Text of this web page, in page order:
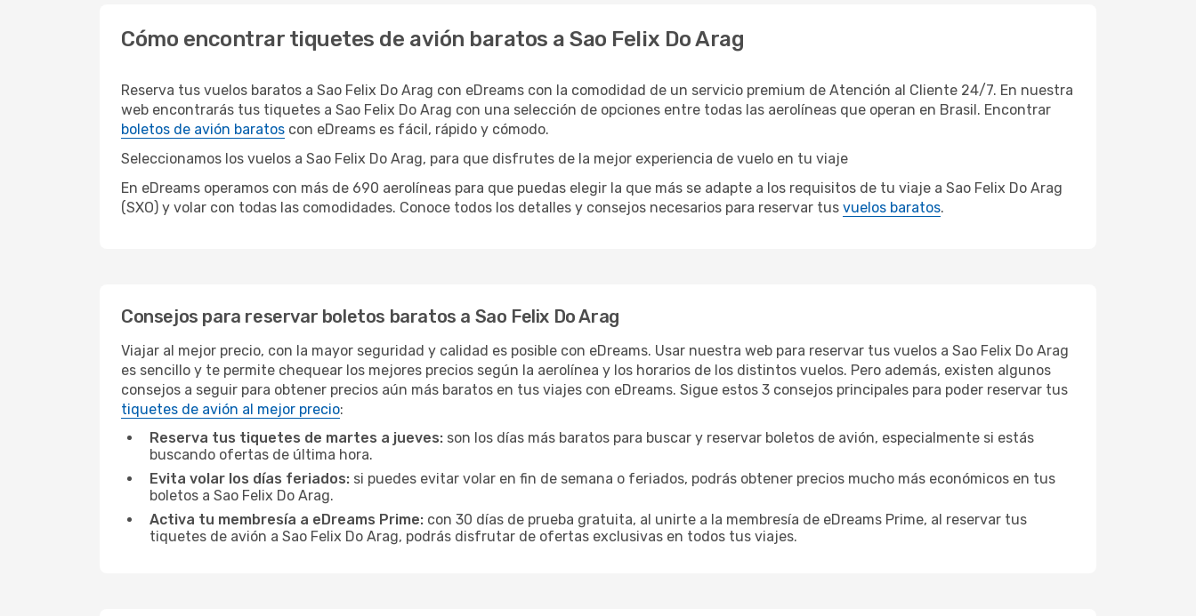
Cómo encontrar tiquetes de avión baratos a Sao Felix Do Arag
Reserva tus vuelos baratos a Sao Felix Do Arag con eDreams con la comodidad de un servicio premium de Atención al Cliente 24/7. En nuestra
web encontrarás tus tiquetes a Sao Felix Do Arag con una selección de opciones entre todas las aerolíneas que operan en Brasil. Encontrar
boletos de avión baratos con eDreams es fácil, rápido y cómodo.
Seleccionamos los vuelos a Sao Felix Do Arag, para que disfrutes de la mejor experiencia de vuelo en tu viaje
En eDreams operamos con más de 690 aerolíneas para que puedas elegir la que más se adapte a los requisitos de tu viaje a Sao Felix Do Arag
(SXO) y volar con todas las comodidades. Conoce todos los detalles y consejos necesarios para reservar tus vuelos baratos.
Consejos para reservar boletos baratos a Sao Felix Do Arag
Viajar al mejor precio, con la mayor seguridad y calidad es posible con eDreams. Usar nuestra web para reservar tus vuelos a Sao Felix Do Arag
es sencillo y te permite chequear los mejores precios según la aerolínea y los horarios de los distintos vuelos. Pero además, existen algunos
consejos a seguir para obtener precios aún más baratos en tus viajes con eDreams. Sigue estos 3 consejos principales para poder reservar tus
tiquetes de avión al mejor precio:
Reserva tus tiquetes de martes a jueves: son los días más baratos para buscar y reservar boletos de avión, especialmente si estás
buscando ofertas de última hora.
Evita volar los días feriados: si puedes evitar volar en fin de semana o feriados, podrás obtener precios mucho más económicos en tus
boletos a Sao Felix Do Arag.
Activa tu membresía a eDreams Prime: con 30 días de prueba gratuita, al unirte a la membresía de eDreams Prime, al reservar tus
tiquetes de avión a Sao Felix Do Arag, podrás disfrutar de ofertas exclusivas en todos tus viajes.